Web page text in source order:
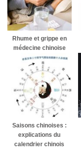
Rhume et grippe en
médecine chinoise
Saisons chinoises :
explications du
calendrier chinois